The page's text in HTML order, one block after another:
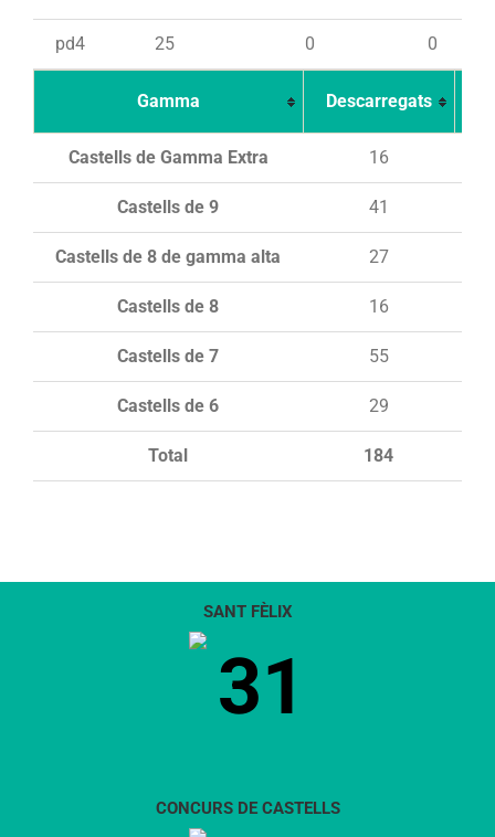
pd4 25 0 0
Gamma Descarregats
Total 184
Castells de Gamma Extra 16
Castells de 9 41
Castells de 8 de gamma alta 27
Castells de 8 16
Castells de 7 55
Castells de 6 29
SANT FÈLIX
31
CONCURS DE CASTELLS